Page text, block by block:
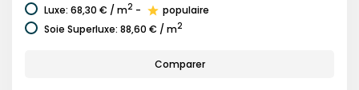
Luxe: 68,30 € / m2 -
populaire
Soie Superluxe: 88,60 € / m2
Comparer